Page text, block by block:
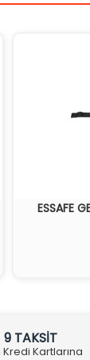
ESSAFE
9 TAKSİT
Kredi Kartlarına